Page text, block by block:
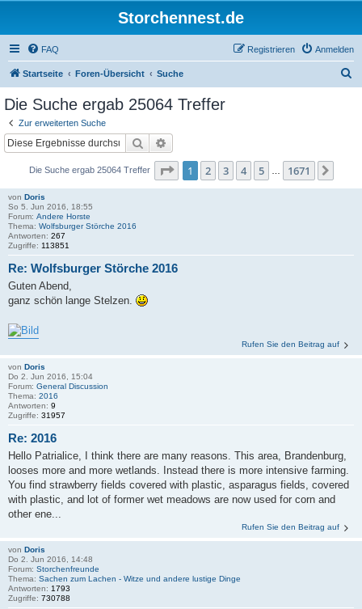
Storchennest.de
FAQ Anmelden
Registrieren
Startseite Foren-Übersicht Suche
Die Suche ergab 25064 Treffer
Zur erweiterten Suche
Suche
Die Suche ergab 25064 Treffer Seite 1von 1671
1 2 3 4 5 1671
von Doris
So 5. Jun 2016, 18:55
Forum: Andere Horste
Thema: Wolfsburger Störche 2016
Antworten: 267
Zugriffe: 113851
Re: Wolfsburger Störche 2016
Guten Abend,
ganz schön lange Stelzen.
Rufen Sie den Beitrag auf
von Doris
Do 2. Jun 2016, 15:04
Forum: General Discussion
Thema: 2016
Antworten: 9
Zugriffe: 31957
Re: 2016
Hello Patrialice, I think there are many reasons. This area, Brandenburg,
looses more and more wetlands. Instead there is more intensive farming.
You find strawberry fields covered with plastic, asparagus fields, covered
with plastic, and lot of former wet meadows are now used for corn and
other ene...
Rufen Sie den Beitrag auf
von Doris
Do 2. Jun 2016, 14:48
Forum: Storchenfreunde
Thema: Sachen zum Lachen - Witze und andere lustige Dinge
Antworten: 1793
Zugriffe: 730788